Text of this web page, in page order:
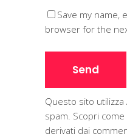
Save my name,
browser for the
Questo sito
spam. Scopri
derivati dai